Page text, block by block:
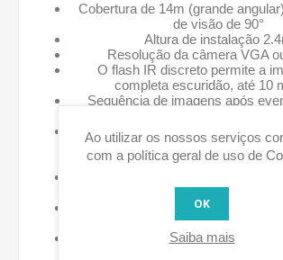
Cobertura de 14m (grande
de visão de 90°
Altura de instalação
Resolução da câmera VGA
O flash IR discreto permite a
completa escuridão, até 10
Sequência de imagens após
Durante o desarmamento, os
ignorados para economizar
privacidade
smartphone ou navegador web
Dois canais de RF com antenas
para controlo e outro para
Imagens armazenadas no
Ao utilizar os nossos serviços
com a política geral de uso de
OK
Saiba mais